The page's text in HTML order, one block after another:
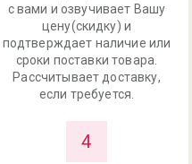
с вами и озвучивает Вашу
цену(скидку) и
подтверждает наличие или
сроки поставки товара.
Рассчитывает доставку,
если требуется.
4